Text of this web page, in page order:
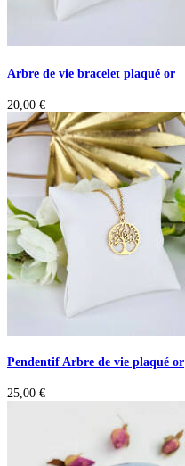
Arbre de vie bracelet plaqué or
20,00 €
Pendentif Arbre de vie plaqué or
25,00 €